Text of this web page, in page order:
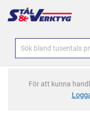
För att kunna